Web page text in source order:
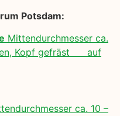
Potsdam:
Mittendurchmesser ca.
Kopf gefräst auf
ca. 10 –